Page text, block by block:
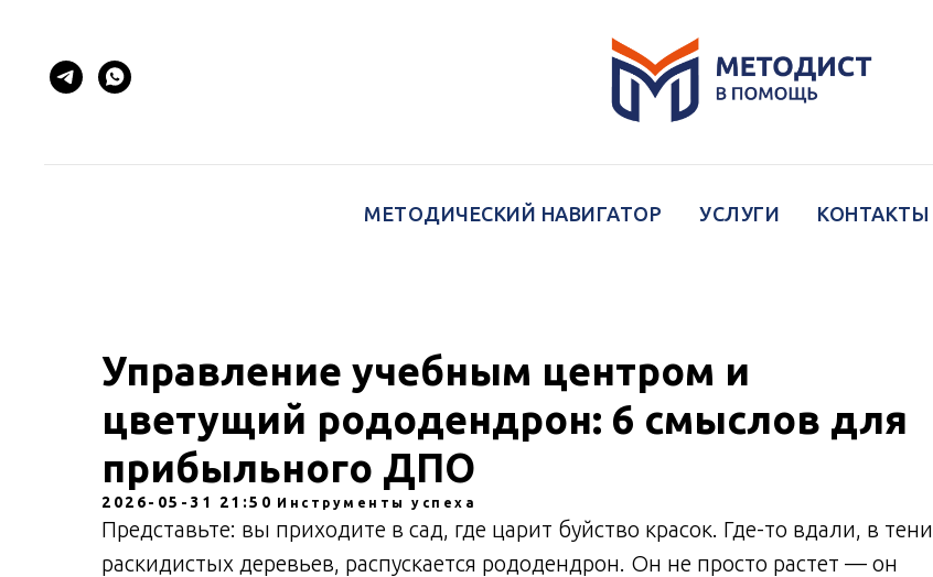
МЕТОДИЧЕСКИЙ НАВИГАТОР УСЛУГИ КОНТАКТЫ
Управление учебным центром и
цветущий рододендрон: 6 смыслов для
прибыльного ДПО
2026-05-31 21:50 Инструменты успеха
Представьте: вы приходите в сад, где царит буйство красок. Где-то вдали, в тени
раскидистых деревьев, распускается рододендрон. Он не просто растет — он